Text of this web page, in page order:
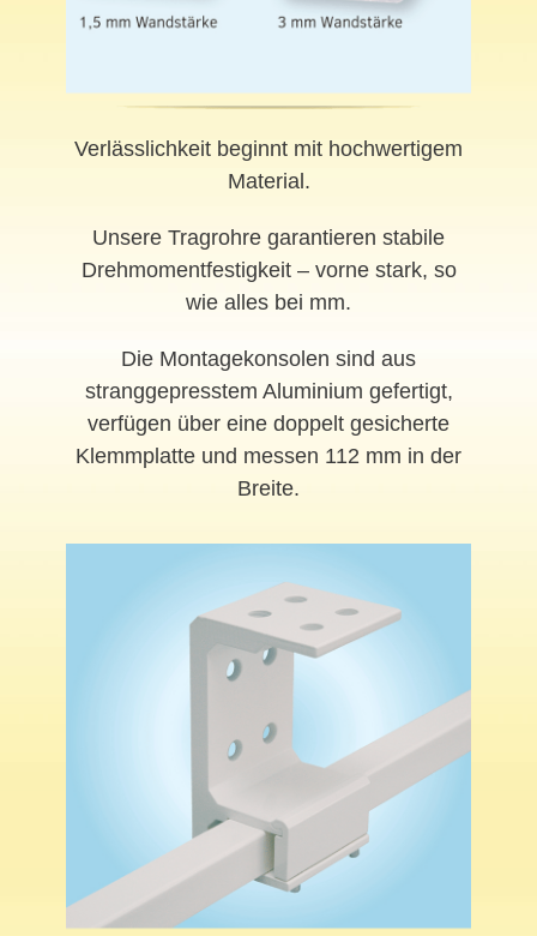
Verlässlichkeit beginnt mit hochwertigem
Material.
Unsere Tragrohre garantieren stabile
Drehmomentfestigkeit – vorne stark, so
wie alles bei mm.
Die Montagekonsolen sind aus
stranggepresstem Aluminium gefertigt,
verfügen über eine doppelt gesicherte
Klemmplatte und messen 112 mm in der
Breite.